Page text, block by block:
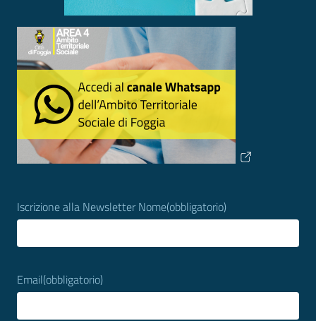
Iscrizione alla Newsletter Nome(obbligatorio)
Email(obbligatorio)